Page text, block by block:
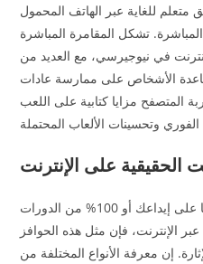
متعلم للغاية عبر الهاتف المحمول
المباشرة. تشكل المقامرة المباشرة
في نيوجيرسي، مع العديد من
الأشخاص على ممارسة عادات
المتصفح مزايا كتابية على اللعب
الحقيقية على الإنترنت
سواء كان ذلك حافزًا إضافيًا على إيداعك أو 100% من الدورات
الإنترنت، فإن مثل هذه الحوافز
إن معرفة الأنواع المختلفة من